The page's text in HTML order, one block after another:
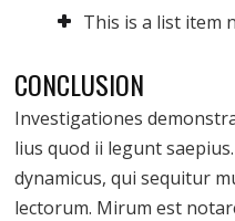
This is a list item
CONCLUSION
Investigationes
lius quod ii legunt
dynamicus, qui sequitur
lectorum. Mirum est